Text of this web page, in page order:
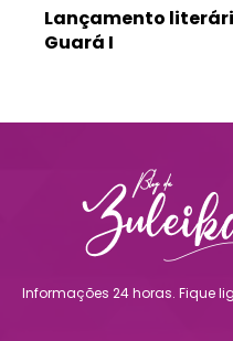
Lançamento
Guará I
Informações 24 horas. Fique